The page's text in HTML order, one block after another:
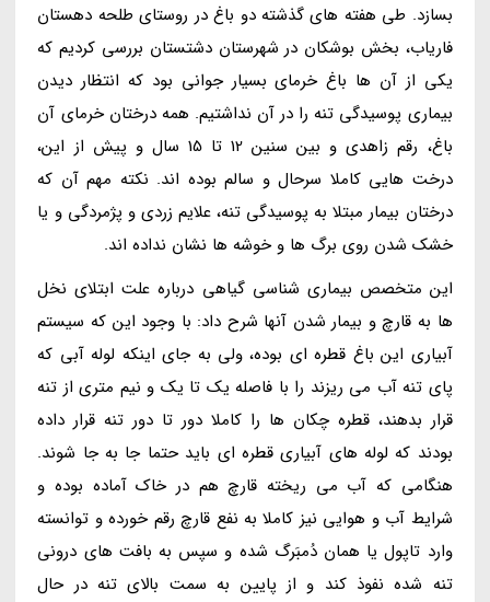
بسازد. طی هفته های گذشته دو باغ در روستای طلحه دهستان
فاریاب، بخش بوشکان در شهرستان دشتستان بررسی کردیم که
یکی از آن ها باغ خرمای بسیار جوانی بود که انتظار دیدن
بیماری پوسیدگی تنه را در آن نداشتیم. همه درختان خرمای آن
باغ، رقم زاهدی و بین سنین 12 تا 15 سال و پیش از این،
درخت هایی کاملا سرحال و سالم بوده اند. نکته مهم آن که
درختان بیمار مبتلا به پوسیدگی تنه، علایم زردی و پژمردگی و یا
خشک شدن روی برگ ها و خوشه ها نشان نداده اند.
این متخصص بیماری شناسی گیاهی درباره علت ابتلای نخل
ها به قارچ و بیمار شدن آنها شرح داد: با وجود این که سیستم
آبیاری این باغ قطره ای بوده، ولی به جای اینکه لوله آبی که
پای تنه آب می ریزند را با فاصله یک تا یک و نیم متری از تنه
قرار بدهند، قطره چکان ها را کاملا دور تا دور تنه قرار داده
بودند که لوله های آبیاری قطره ای باید حتما جا به جا شوند.
هنگامی که آب می ریخته قارچ هم در خاک آماده بوده و
شرایط آب و هوایی نیز کاملا به نفع قارچ رقم خورده و توانسته
وارد تاپول یا همان دُمبَرگ شده و سپس به بافت های درونی
تنه شده نفوذ کند و از پایین به سمت بالای تنه در حال